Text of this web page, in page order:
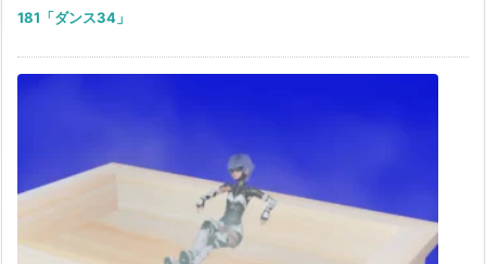
181「ダンス34」